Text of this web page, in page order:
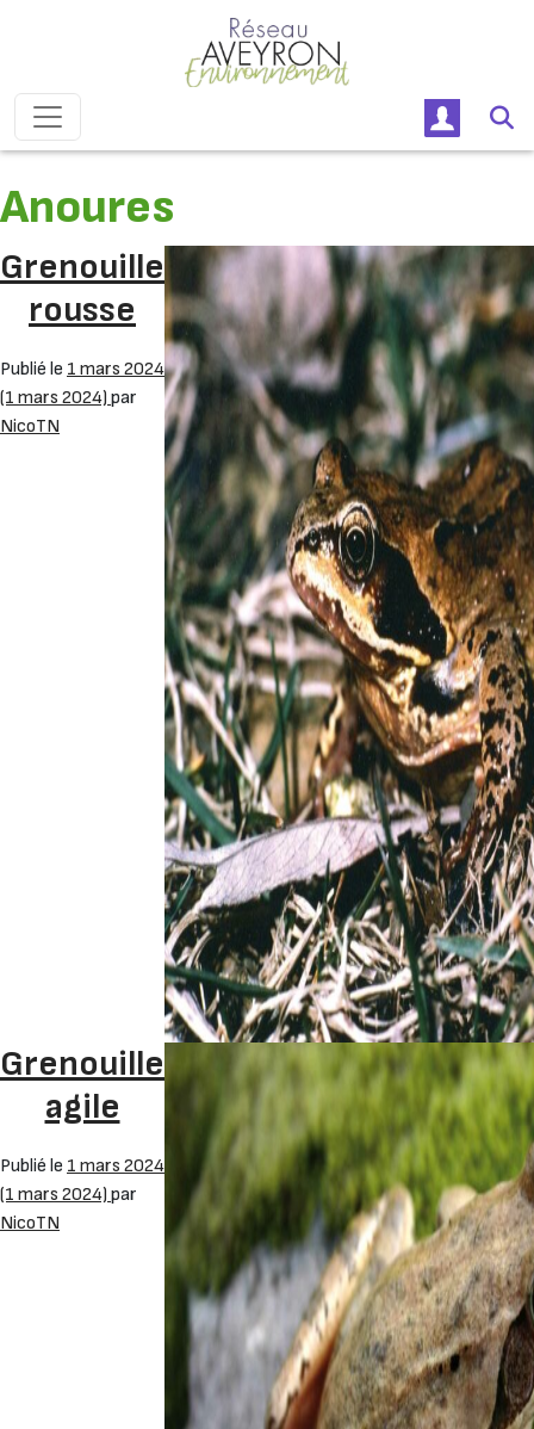
Navigation principale
Anoures
Grenouille
rousse
Publié le 1 mars 2024
(1 mars 2024) par
NicoTN
Grenouille
agile
Publié le 1 mars 2024
(1 mars 2024) par
NicoTN